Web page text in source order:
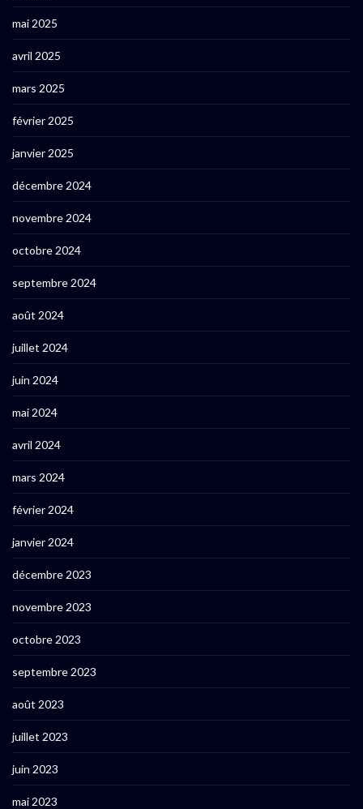
mai 2025
avril 2025
mars 2025
février 2025
janvier 2025
décembre 2024
novembre 2024
octobre 2024
septembre 2024
août 2024
juillet 2024
juin 2024
mai 2024
avril 2024
mars 2024
février 2024
janvier 2024
décembre 2023
novembre 2023
octobre 2023
septembre 2023
août 2023
juillet 2023
juin 2023
mai 2023